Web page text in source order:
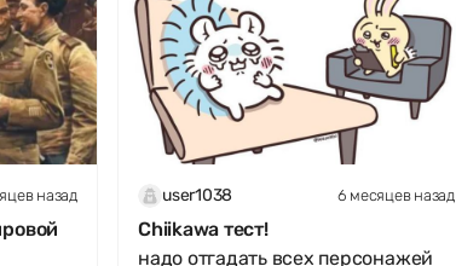
назад user1038 6 месяцев назад
Chiikawa тест!
надо отгадать всех персонажей